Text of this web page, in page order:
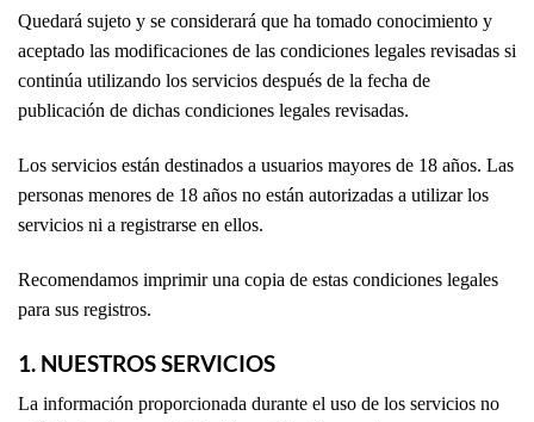
Quedará sujeto y se considerará que ha tomado conocimiento y
aceptado las modificaciones de las condiciones legales revisadas si
continúa utilizando los servicios después de la fecha de
publicación de dichas condiciones legales revisadas.
Los servicios están destinados a usuarios mayores de 18 años. Las
personas menores de 18 años no están autorizadas a utilizar los
servicios ni a registrarse en ellos.
Recomendamos imprimir una copia de estas condiciones legales
para sus registros.
1. NUESTROS SERVICIOS
La información proporcionada durante el uso de los servicios no